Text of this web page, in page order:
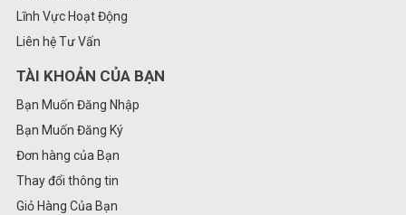
Lĩnh Vực Hoạt Động
Liên hệ Tư Vấn
TÀI KHOẢN CỦA BẠN
Bạn Muốn Đăng Nhập
Bạn Muốn Đăng Ký
Đơn hàng của Bạn
Thay đổi thông tin
Giỏ Hàng Của Bạn